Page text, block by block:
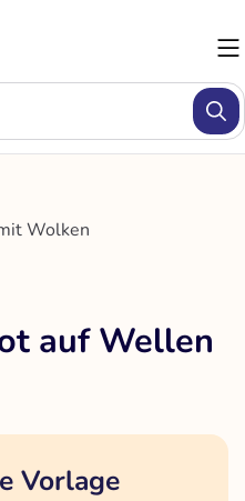
Wolken
auf Wellen
Vorlage